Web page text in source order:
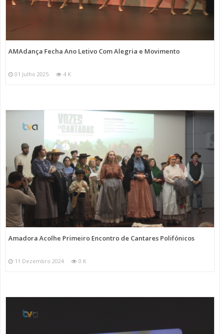
AMAdança Fecha Ano Letivo Com Alegria e Movimento
01 Julho 2025 4 K
Amadora Acolhe Primeiro Encontro de Cantares Polifónicos
11 Dezembro 2024 0 K